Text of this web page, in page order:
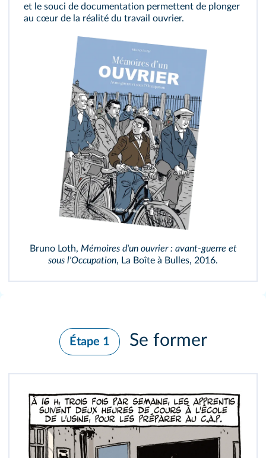
et le souci de documentation permettent de plonger
au cœur de la réalité du travail ouvrier.
Bruno Loth, Mémoires d'un ouvrier : avant‑guerre et
sous l'Occupation, La Boîte à Bulles, 2016.
Étape 1 Se former